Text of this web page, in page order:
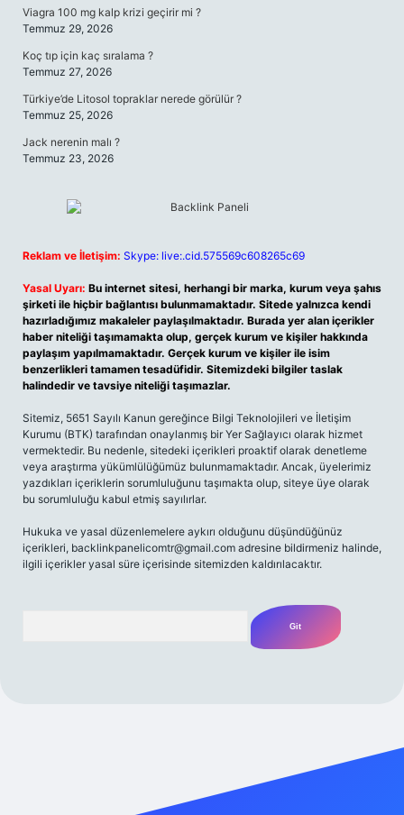
Viagra 100 mg kalp krizi geçirir mi ?
Temmuz 29, 2026
Koç tıp için kaç sıralama ?
Temmuz 27, 2026
Türkiye’de Litosol topraklar nerede görülür ?
Temmuz 25, 2026
Jack nerenin malı ?
Temmuz 23, 2026
Reklam ve İletişim: Skype: live:.cid.575569c608265c69
Yasal Uyarı: Bu internet sitesi, herhangi bir marka, kurum veya şahıs
şirketi ile hiçbir bağlantısı bulunmamaktadır. Sitede yalnızca kendi
hazırladığımız makaleler paylaşılmaktadır. Burada yer alan içerikler
haber niteliği taşımamakta olup, gerçek kurum ve kişiler hakkında
paylaşım yapılmamaktadır. Gerçek kurum ve kişiler ile isim
benzerlikleri tamamen tesadüfidir. Sitemizdeki bilgiler taslak
halindedir ve tavsiye niteliği taşımazlar.
Sitemiz, 5651 Sayılı Kanun gereğince Bilgi Teknolojileri ve İletişim
Kurumu (BTK) tarafından onaylanmış bir Yer Sağlayıcı olarak hizmet
vermektedir. Bu nedenle, sitedeki içerikleri proaktif olarak denetleme
veya araştırma yükümlülüğümüz bulunmamaktadır. Ancak, üyelerimiz
yazdıkları içeriklerin sorumluluğunu taşımakta olup, siteye üye olarak
bu sorumluluğu kabul etmiş sayılırlar.
Hukuka ve yasal düzenlemelere aykırı olduğunu düşündüğünüz
içerikleri, backlinkpanelicomtr@gmail.com adresine bildirmeniz halinde,
ilgili içerikler yasal süre içerisinde sitemizden kaldırılacaktır.